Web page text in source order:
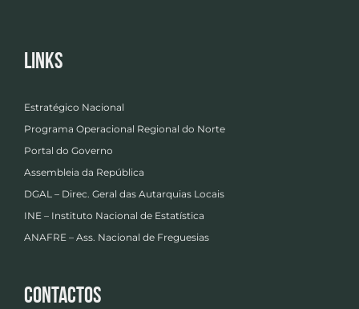
Links
Estratégico Nacional
Programa Operacional Regional do Norte
Portal do Governo
Assembleia da República
DGAL – Direc. Geral das Autarquias Locais
INE – Instituto Nacional de Estatística
ANAFRE – Ass. Nacional de Freguesias
Contactos